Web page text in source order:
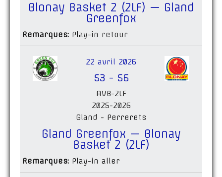
Blonay Basket 2 (2LF) — Gland
Greenfox
Remarques: Play-in retour
22 avril 2026
53 - 56
AVB-2LF
2025-2026
Gland - Perrerets
Gland Greenfox — Blonay
Basket 2 (2LF)
Remarques: Play-in aller